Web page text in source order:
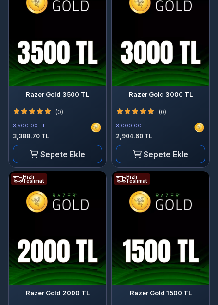
Razer Gold 3500 TL
(0)
3,500.00 TL
3,388.70 TL
Sepete Ekle
Razer Gold 3000 TL
(0)
3,000.00 TL
2,904.60 TL
Sepete Ekle
Hızlı
Teslimat
Razer Gold 2000 TL
Hızlı
Teslimat
Razer Gold 1500 TL